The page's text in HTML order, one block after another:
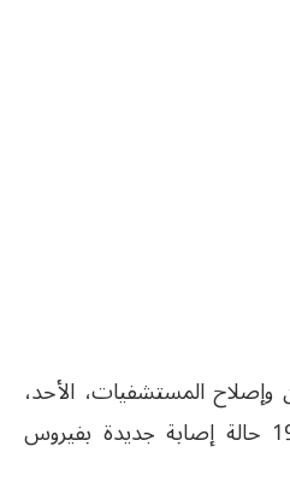
وإصلاح المستشفيات، الأحد،
عن تسجيل 6 وفيات و198 حالة إصابة جديدة بفيروس